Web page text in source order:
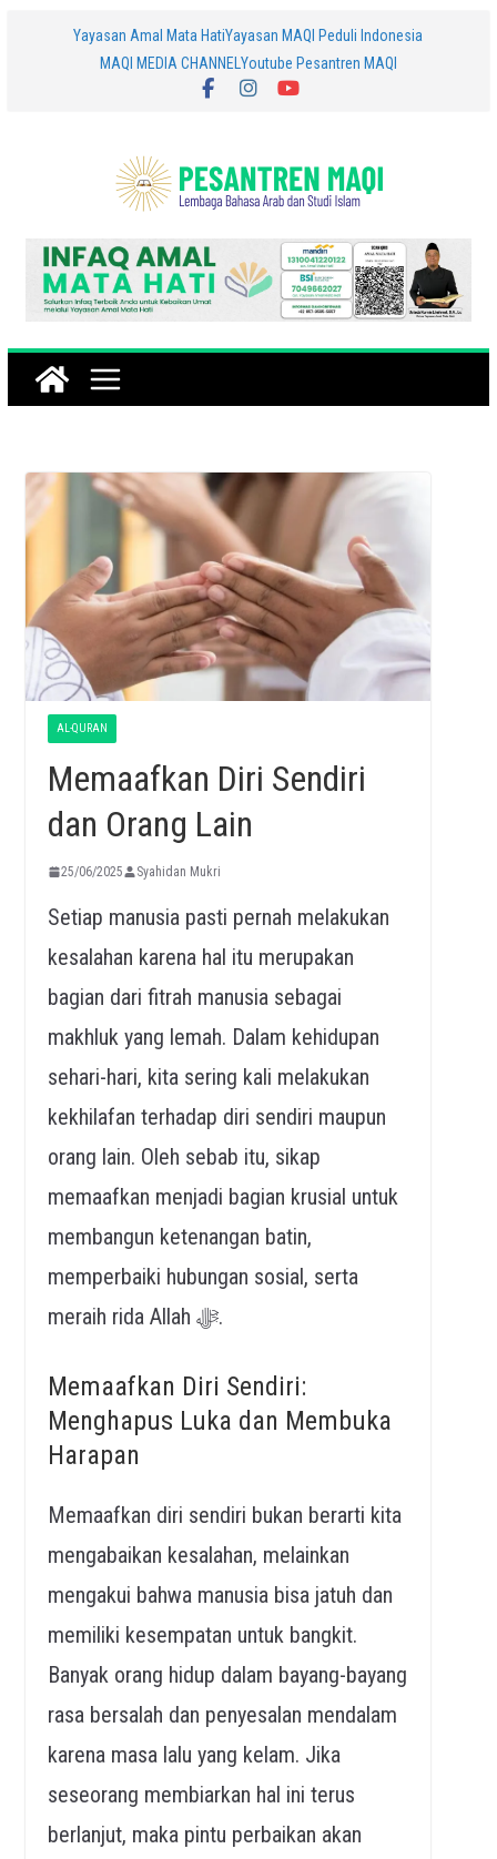
Yayasan Amal Mata HatiYayasan MAQI Peduli Indonesia
MAQI MEDIA CHANNEL Youtube Pesantren MAQI
AL-QURAN
Memaafkan Diri Sendiri
dan Orang Lain
25/06/2025 Syahidan Mukri
Setiap manusia pasti pernah melakukan
kesalahan karena hal itu merupakan
bagian dari fitrah manusia sebagai
makhluk yang lemah. Dalam kehidupan
sehari-hari, kita sering kali melakukan
kekhilafan terhadap diri sendiri maupun
orang lain. Oleh sebab itu, sikap
memaafkan menjadi bagian krusial untuk
membangun ketenangan batin,
memperbaiki hubungan sosial, serta
meraih rida Allah ﷻ.
Memaafkan Diri Sendiri:
Menghapus Luka dan Membuka
Harapan
Memaafkan diri sendiri bukan berarti kita
mengabaikan kesalahan, melainkan
mengakui bahwa manusia bisa jatuh dan
memiliki kesempatan untuk bangkit.
Banyak orang hidup dalam bayang-bayang
rasa bersalah dan penyesalan mendalam
karena masa lalu yang kelam. Jika
seseorang membiarkan hal ini terus
berlanjut, maka pintu perbaikan akan